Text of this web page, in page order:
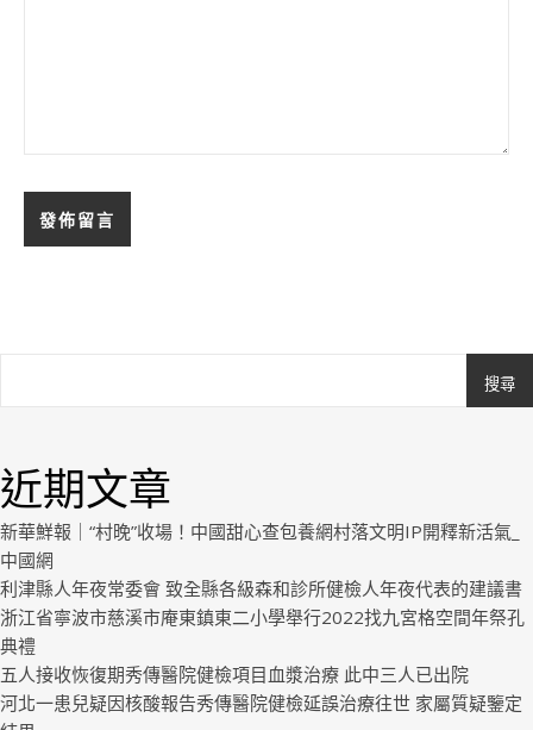
搜尋
近期文章
新華鮮報｜“村晚”收場！中國甜心查包養網村落文明IP開釋新活氣_
中國網
利津縣人年夜常委會 致全縣各級森和診所健檢人年夜代表的建議書
浙江省寧波市慈溪市庵東鎮東二小學舉行2022找九宮格空間年祭孔
典禮
五人接收恢復期秀傳醫院健檢項目血漿治療 此中三人已出院
河北一患兒疑因核酸報告秀傳醫院健檢延誤治療往世 家屬質疑鑒定
Royal.